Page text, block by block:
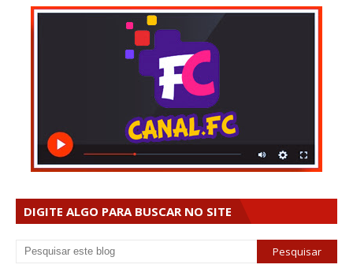
DIGITE ALGO PARA BUSCAR NO SITE